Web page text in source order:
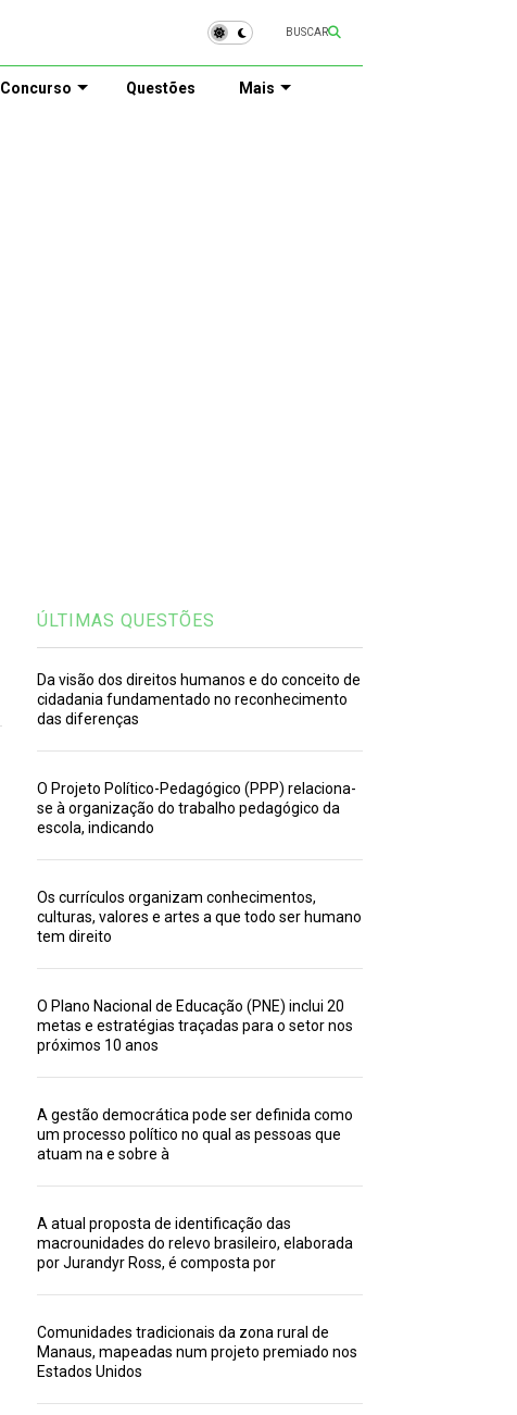
BUSCAR
Concurso Questões Mais
ÚLTIMAS QUESTÕES
Da visão dos direitos humanos e do conceito de
cidadania fundamentado no reconhecimento
das diferenças
O Projeto Político-Pedagógico (PPP) relaciona-
se à organização do trabalho pedagógico da
escola, indicando
Os currículos organizam conhecimentos,
culturas, valores e artes a que todo ser humano
tem direito
O Plano Nacional de Educação (PNE) inclui 20
metas e estratégias traçadas para o setor nos
próximos 10 anos
A gestão democrática pode ser definida como
um processo político no qual as pessoas que
atuam na e sobre à
A atual proposta de identificação das
macrounidades do relevo brasileiro, elaborada
por Jurandyr Ross, é composta por
Comunidades tradicionais da zona rural de
Manaus, mapeadas num projeto premiado nos
Estados Unidos